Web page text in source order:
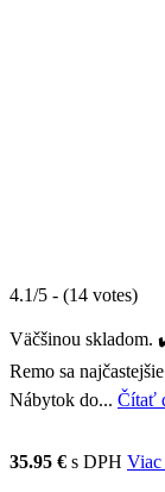
4.1/5 - (14 votes)
Väčšinou skladom.
Remo sa
Nábytok do... Čítať
35.95 € s DPH